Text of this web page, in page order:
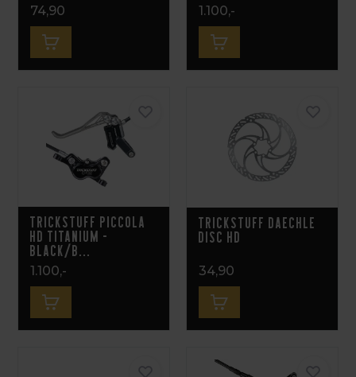
74,90 1.100,-
Trickstuff Piccola
HD Titanium -
Black/B...
1.100,-
Trickstuff Daechle
Disc HD
34,90